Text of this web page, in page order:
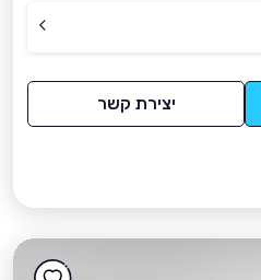
יצירת קשר